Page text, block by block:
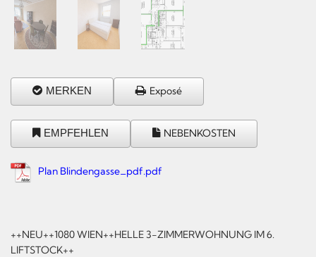
MERKEN Exposé
EMPFEHLEN NEBENKOSTEN
Plan Blindengasse_pdf.pdf
++NEU++1080 WIEN++HELLE 3-ZIMMERWOHNUNG IM 6.
LIFTSTOCK++